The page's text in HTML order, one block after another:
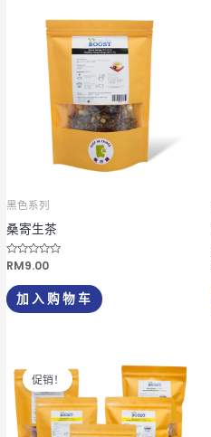
黑色系列
桑寄生茶
评
&
s
o
RM9.00
加入购物车
促销！
价
为：
RM86.00。
格
为：
RM78.00。